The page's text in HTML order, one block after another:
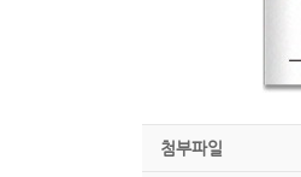
첨부파일